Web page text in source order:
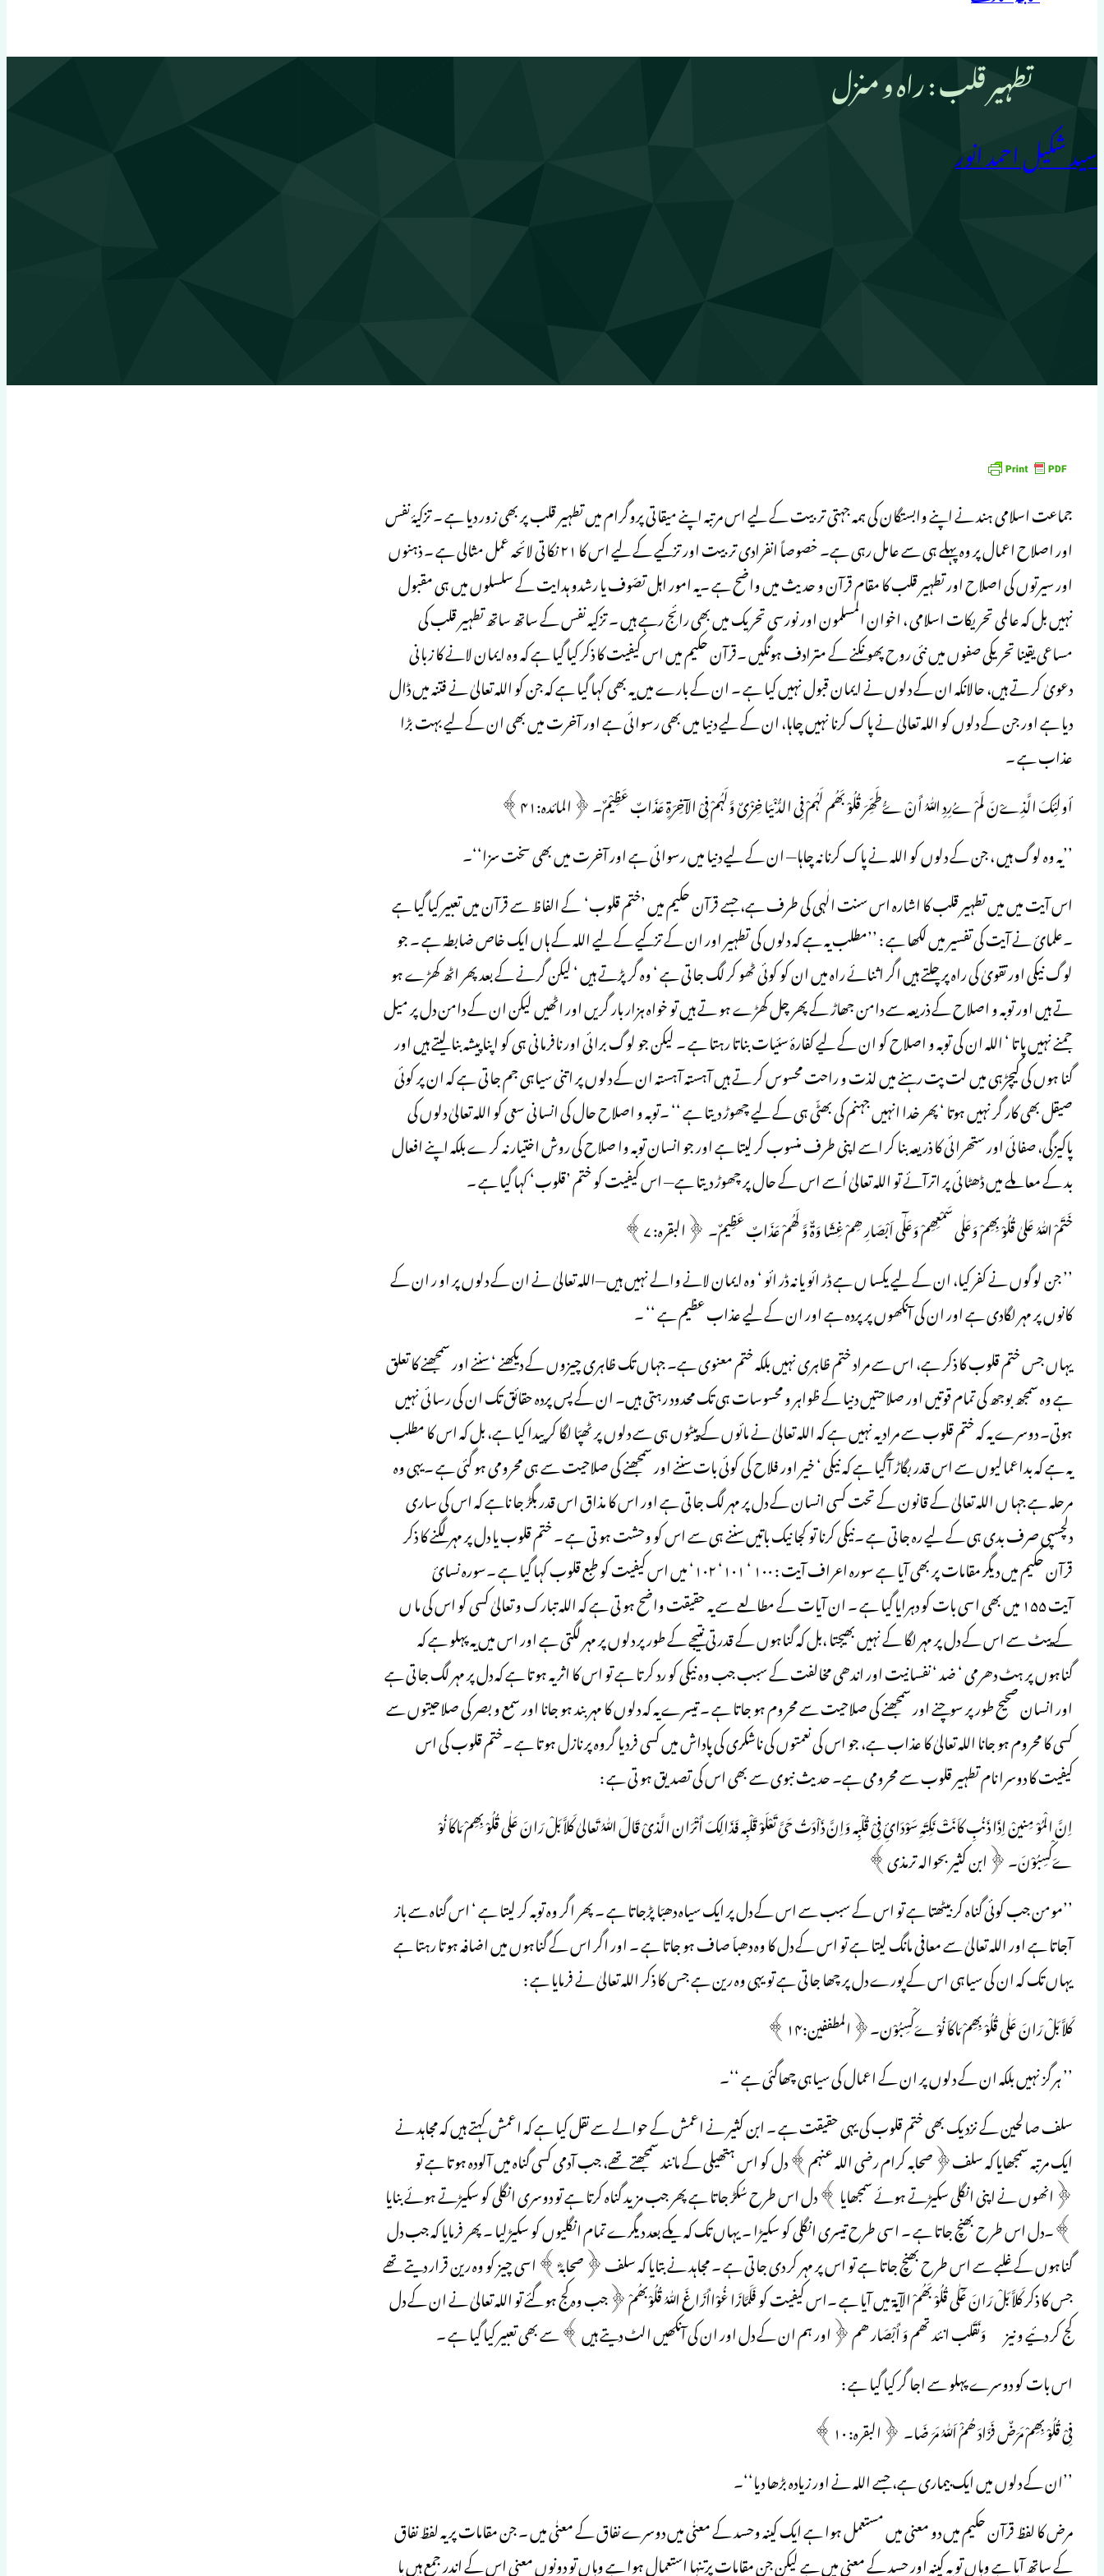
تطہیر قلب : راہ و منزل
سید شکیل احمد انور
جماعت اسلامی ہند نے اپنے وابستگان کی ہمہ جہتی تربیت کے لیے اس مرتبہ اپنے میقاتی پروگرام میں تطہیر قلب پر بھی زور دیا ہے ۔ تزکیۂ نفس
اور اصلاح اعمال پر وہ پہلے ہی سے عامل رہی ہے۔ خصوصاً انفرادی تربیت اور تزکیے کے لیے اس کا ۲۱ نکاتی لائحہ عمل مثالی ہے ۔ ذہنوں
اور سیرتوں کی اصلاح اور تطہیر قلب کا مقام قرآن و حدیث میں واضح ہے ۔یہ امور اہل تصّوف یا رشدو ہدایت کے سلسلوں میں ہی مقبول
نہیں بل کہ عالمی تحریکات اسلامی ، اخوان المسلمون اور نورسی تحریک میں بھی رائج رہے ہیں ۔ تزکیہ نفس کے ساتھ ساتھ تطہیر قلب کی
مساعی یقینا تحریکی صفوں میں نئی روح پھونکنے کے مترادف ہونگیں ۔قرآن حکیم میں اس کیفیت کا ذکر کیا گیا ہے کہ وہ ایمان لانے کا زبانی
دعویٰ کر تے ہیں، حالانکہ ان کے دلوں نے ایمان قبول نہیں کیا ہے ۔ ان کے بارے میں یہ بھی کہا گیا ہے کہ جن کو اللہ تعالیٰ نے فتنہ میں ڈال
دیا ہے اور جن کے دلوں کو اللہ تعالیٰ نے پاک کرنا نہیں چاہا، ان کے لیے دنیا میں بھی رسوائی ہے اور آخرت میں بھی ان کے لیے بہت بڑا
عذاب ہے ۔
أولٰئِکَ الَّذِےْنَ لَمْ ےُرِدِ اللّٰہُ أَنْ ےُّطَھِّرَ قُلُوْ بَھُم لَہُمْ فِی الدُّنْیَا خِزْیٌ وَّلَہُمْ فِیْ الآخِرَۃِ عَذَابٌ عَظِیْمٌ۔ ﴿المائدہ:۴۱﴾
’’یہ وہ لوگ ہیں ، جن کے دلوں کو اللہ نے پاک کرنا نہ چاہا— ان کے لیے دنیا میں رسوائی ہے اور آخرت میں بھی سخت سزا‘‘۔
اس آیت میں میں تطہیر قلب کا اشارہ اس سنت الٰہی کی طرف ہے، جسے قرآن حکیم میں ’ختم قلوب‘ کے الفاظ سے قرآن میں تعبیر کیا گیا ہے
۔علمائ نے آیت کی تفسیر میں لکھا ہے : ’’مطلب یہ ہے کہ دلوں کی تطہیر اور ان کے تزکیے کے لیے اللہ کے ہاں ایک خاص ضابطہ ہے ۔ جو
لوگ نیکی اور تقویٰ کی راہ پر چلتے ہیں اگر اثنائے راہ میں ان کو کوئی ٹھو کر لگ جاتی ہے ‘ وہ گرپڑتے ہیں ‘ لیکن گرنے کے بعد پھر اٹھ کھڑے ہو
تے ہیں اور توبہ و اصلاح کے ذریعہ سے دامن جھاڑ کے پھر چل کھڑے ہو تے ہیں تو خواہ ہزار بار گریں اور اٹھیں لیکن ان کے دامن دل پر میل
جمنے نہیں پا تا ‘ اللہ ان کی توبہ و اصلاح کو ان کے لیے کفارۂ سئیات بناتا رہتا ہے ۔ لیکن جو لوگ برائی اور نافرمانی ہی کو اپنا پیشہ بنا لیتے ہیں اور
گنا ہوں کی کیچڑہی میں لت پت رہنے میں لذت و راحت محسوس کر تے ہیں آہستہ آہستہ ان کے دلوں پر اتنی سیاہی جم جاتی ہے کہ ان پر کوئی
صیقل بھی کار گر نہیں ہوتا ‘ پھر خدا انہیں جہنم کی بھٹّی ہی کے لیے چھوڑ دیتا ہے ‘‘ ۔توبہ و اصلاح حال کی انسانی سعی کو اللہ تعالیٰ دلوں کی
پاکیزگی، صفائی اور ستھرائی کا ذریعہ بنا کر اسے اپنی طرف منسوب کر لیتا ہے اور جو انسان توبہ وا صلاح کی روش اختیار نہ کر ے بلکہ اپنے افعال
بد کے معاملے میں ڈھٹائی پر اترآئے تو اللہ تعالیٰ اُسے اس کے حال پر چھوڑ دیتا ہے— اس کیفیت کو ختم ’قلوب‘ کہا گیا ہے ۔
خَتَمْ اللّٰہُ عَلیٰ قُلُوْ بِھِمْ وَعَلٰی سَمْعِھِمْ وَعَلٰٓی اَبْصَارِ ھِمْ غِشَا وَۃٌ وَّ لَھُمْ عَذَابٌ عَظِیمٌ۔ ﴿البقرہ: ۷﴾
’’ جن لوگوں نے کفر کیا، ان کے لیے یکسا ں ہے ڈر ائو یا نہ ڈر ائو ‘ وہ ایمان لانے والے نہیں ہیں—اللہ تعالیٰ نے ان کے دلوں پر او ر ان کے
کانوں پر مہر لگادی ہے اور ان کی آنکھوں پر پردہ ہے اور ان کے لیے عذاب عظیم ہے ‘‘ ۔
یہاں جس ختم قلوب کا ذکر ہے، اس سے مراد ختم ظاہری نہیں بلکہ ختم معنوی ہے۔ جہاں تک ظاہری چیزوں کے دیکھنے ‘ سننے اور سمجھنے کا تعلق
ہے وہ سمجھ بوجھ کی تمام قوتیں اور صلاحتیں دنیا کے ظواہر و محسوسات ہی تک محدود رہتی ہیں۔ ان کے پس پردہ حقائق تک ان کی رسائی نہیں
ہوتی۔ دوسرے یہ کہ ختم قلوب سے مراد یہ نہیں ہے کہ اللہ تعالیٰ نے مائوں کے پیٹوں ہی سے دلوں پر ٹھپّا لگا کر پیدا کیا ہے، بل کہ اس کا مطلب
یہ ہے کہ بداعمالیوں سے اس قدر بگاڑ آگیا ہے کہ نیکی ‘ خیر اور فلاح کی کوئی بات سننے اور سمجھنے کی صلاحیت سے ہی محرومی ہو گئی ہے ۔یہی وہ
مرحلہ ہے جہا ں اللہ تعالیٰ کے قانون کے تحت کسی انسان کے دل پر مہر لگ جاتی ہے اور اس کا مذاق اس قدر بگڑ جا ناہے کہ اس کی ساری
دلچسپی صرف بدی ہی کے لیے رہ جاتی ہے ۔نیکی کرنا تو کجا نیک باتیں سننے ہی سے اس کو وحشت ہو تی ہے ۔ ختم قلوب یا دل پر مہر لگنے کا ذکر
قرآن حکیم میں دیگر مقامات پر بھی آیا ہے سورہ اعراف آیت : ۱۰۰ ‘ ۱۰۱‘ ۱۰۲‘ میں اس کیفیت کو طبع قلوب کہا گیا ہے ۔سورہ نسائ
آیت ۱۵۵ میں بھی اسی بات کو دہرایا گیا ہے ۔ ان آیات کے مطالعے سے یہ حقیقت واضح ہو تی ہے کہ اللہ تبارک و تعالیٰ کسی کو اس کی ما ں
کے پیٹ سے اس کے دل پر مہر لگا کے نہیں بھیجتا ،بل کہ گناہوں کے قدرتی نتیجے کے طور پر دلوں پر مہر لگتی ہے اور اس میں یہ پہلو ہے کہ
گناہوں پر ہٹ دھرمی ‘ ضد ‘ نفسانیت اور اندھی مخالفت کے سبب جب وہ نیکی کو رد کر تا ہے تو اس کا اثر یہ ہو تا ہے کہ دل پر مہر لگ جاتی ہے
اور انسان صحیح طور پر سوچنے اور سمجھنے کی صلاحیت سے محروم ہو جاتا ہے ۔ تیسرے یہ کہ دلوں کا مہر بند ہو جانا اور سمع و بصر کی صلاحیتوں سے
کسی کا محروم ہو جانا اللہ تعالیٰ کا عذاب ہے، جو اس کی نعمتوں کی ناشکری کی پاداش میں کسی فردیا گروہ پر نازل ہو تا ہے ۔ختم قلوب کی اس
کیفیت کا دوسرا نام تطہیر قلوب سے محرومی ہے۔ حدیث نبوی سے بھی اس کی تصدیق ہو تی ہے :
اِنَّ الْمُوْ مِنینْ اِذَا ذَنُبِ کاَنَتْ نَکِتَہِ سَوْدَائِ فِیْ قُلْبِہ وَاِنَّ ذَاْدَتُ حَیَّ تَعْلَوْ قَلْبِہ فَذَالِکَ أَتْرَان الَّذیْ قَالَ اللّٰہُ تَعالیٰ کَلاَّ بَلْ رَانَ عَلٰی قُلُوْ بِھِمْ مَاکاَنُوْ
ےَکْسِبُوْنَ۔ ﴿ابن کثیر بحوالہ ترمذی﴾
’’مومن جب کوئی گناہ کر بیٹھتا ہے تو اس کے سبب سے اس کے دل پر ایک سیاہ دھبّا پڑجاتا ہے ۔ پھر اگر وہ توبہ کر لیتا ہے ‘ اس گناہ سے باز
آجاتا ہے اور اللہ تعالیٰ سے معافی مانگ لیتا ہے تو اس کے دل کا وہ دھباّ صاف ہو جاتا ہے ۔ اور اگر اس کے گناہوں میں اضافہ ہو تا رہتا ہے
یہاں تک کہ ان کی سیاہی اس کے پورے دل پر چھا جاتی ہے تو یہی وہ رین ہے جس کا ذکر اللہ تعالیٰ نے فرمایا ہے :
کَلاَّ بَلْ رَانَ عَلٰی قُلُوْ بِھِمْ مَاکاَنُوْ ےَکْسِبُوْن۔﴿المطففین:۱۴﴾
’’ ہرگز نہیں بلکہ ان کے دلوں پر ان کے اعمال کی سیاہی چھاگئی ہے ‘‘۔
سلف صالحین کے نزدیک بھی ختم قلوب کی یہی حقیقت ہے ۔ ابن کثیر نے اعمش کے حوالے سے نقل کیا ہے کہ اعمش کہتے ہیں کہ مجاہد نے
ایک مرتبہ سمجھایا کہ سلف﴿صحابہ کرام رضی اللہ عنہم﴾ دل کو اس ہتھیلی کے مانند سمجھتے تھے، جب آدمی کسی گناہ میں آلودہ ہو تا ہے تو
﴿انھوں نے اپنی انگلی سکیڑتے ہوئے سمجھایا ﴾ دل اس طرح سُکڑ جاتا ہے پھر جب مزید گناہ کرتا ہے تو دوسری انگلی کو سکیڑتے ہوئے بنایا
﴾۔دل اس طرح بھنچ جاتا ہے ۔ اسی طرح تیسری انگلی کو سکیڑا ۔ یہاں تک کہ یکے بعد دیگرے تمام انگلیوں کو سکیڑلیا ۔ پھر فرمایا کہ جب دل
گناہوں کے غلبے سے اس طرح بھنچ جاتا ہے تو اس پر مہر کر دی جاتی ہے ۔ مجاہد نے بتایا کہ سلف ﴿صحابہؓ ﴾ اسی چیز کو وہ رین قرار دیتے تھے
جس کا ذکر کَلاَّ بَلْ رَانَ عَٓلٰی قُلُوْ بَھُمْ الآیۃ میں آیا ہے ۔اس کیفیت کو فَلَمَّازَا غُوْاأَزَاغَ اللّٰہُ قُلُوْبھُمْ ﴿جب وہ کج ہو گئے تو اللہ تعالیٰ نے ان کے دل
کج کر دئیے و نیز وَنَقَلب انئد تھم وَ أَبْصَار ھم ﴿اور ہم ان کے دل اور ان کی آنکھیں الٹ دیتے ہیں ﴾ سے بھی تعبیر کیا گیا ہے ۔
اس بات کو دوسرے پہلو سے اجا گر کیا گیا ہے :
فِیْ قُلُوْ بِھِمْ مَرَضٌ فَزَادَ ھُمُْ اَللّٰہُ مَرَ ضَا۔ ﴿البقرہ: ۱۰﴾
’’ان کے دلوں میں ایک بیماری ہے، جسے اللہ نے اور زیادہ بڑھا دیا‘‘۔
مرض کا لفظ قرآن حکیم میں دو معنی میں مستعمل ہوا ہے ایک کینہ وحسد کے معنٰی میں دوسرے نفاق کے معنٰی میں ۔ جن مقامات پر یہ لفظ نفاق
کے ساتھ آیا ہے وہاں تو یہ کینہ اور حسد کے معنی میں ہے لیکن جن مقامات پرتنہا استعمال ہوا ہے وہاں تو دونوں معنی اس کے اندر جمع ہیں یا